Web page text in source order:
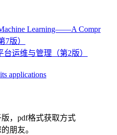
Learning――A Compr
版）
台运维与管理（第2版）
applications
，pdf格式获取方式
朋友。